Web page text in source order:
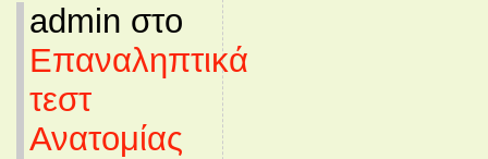
admin στο
Επαναληπτικά
τεστ
Ανατομίας